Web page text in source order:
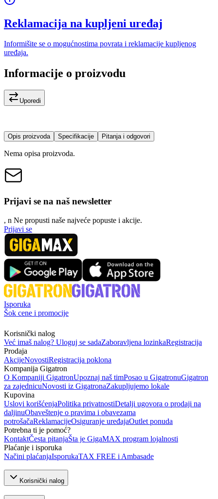
Reklamacija na kupljeni uređaj
Informišite se o mogućnostima povrata i reklamacije kupljenog
uređaja.
Informacije o proizvodu
Uporedi
Opis proizvoda Specifikacije Pitanja i odgovori
Nema opisa proizvoda.
Prijavi se na naš newsletter
, n Ne propusti naše najveće popuste i akcije.
Prijavi se
Isporuka
Šok cene i promocije
Korisnički nalog
Već imaš nalog? Uloguj se sadaZaboravljena lozinkaRegistracija
Prodaja
AkcijeNovostiRegistracija poklona
Kompanija Gigatron
O Kompaniji GigatronUpoznaj naš timPosao u GigatronuGigatron
za zajednicuNovosti iz GigatronaZakupljujemo lokale
Kupovina
Uslovi korišćenjaPolitika privatnostiDetalji ugovora o prodaji na
daljinuObaveštenje o pravima i obavezama
potrošačaReklamacijeOsiguranje uređajaOutlet ponuda
Potrebna ti je pomoć?
KontaktČesta pitanjaŠta je GigaMAX program lojalnosti
Plaćanje i isporuka
Načini plaćanjaIsporukaTAX FREE i Ambasade
Korisnički nalog